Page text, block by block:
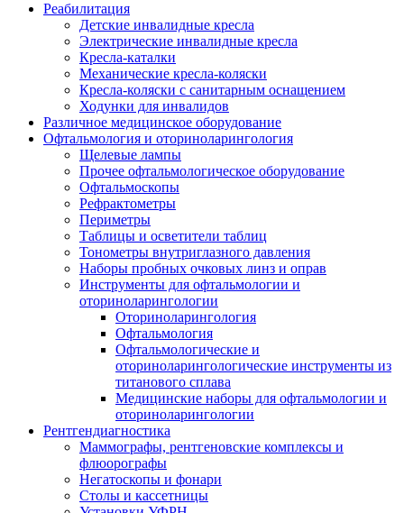
Реабилитация
Детские инвалидные кресла
Электрические инвалидные кресла
Кресла-каталки
Механические кресла-коляски
Кресла-коляски с санитарным оснащением
Ходунки для инвалидов
Различное медицинское оборудование
Офтальмология и оториноларингология
Щелевые лампы
Прочее офтальмологическое оборудование
Офтальмоскопы
Рефрактометры
Периметры
Таблицы и осветители таблиц
Тонометры внутриглазного давления
Наборы пробных очковых линз и оправ
Инструменты для офтальмологии и
оториноларингологии
Оториноларингология
Офтальмология
Офтальмологические и
оториноларингологические инструменты из
титанового сплава
Медицинские наборы для офтальмологии и
оториноларингологии
Рентгендиагностика
Маммографы, рентгеновские комплексы и
флюорографы
Негатоскопы и фонари
Столы и кассетницы